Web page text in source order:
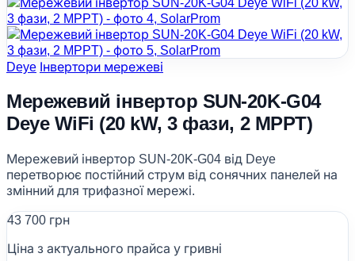
Deye Інвертори мережеві
Мережевий інвертор SUN-20K-G04
Deye WiFi (20 kW, 3 фази, 2 MPPT)
Мережевий інвертор SUN-20K-G04 від Deye
перетворює постійний струм від сонячних панелей на
змінний для трифазної мережі.
43 700 грн
Ціна з актуального прайса у гривні